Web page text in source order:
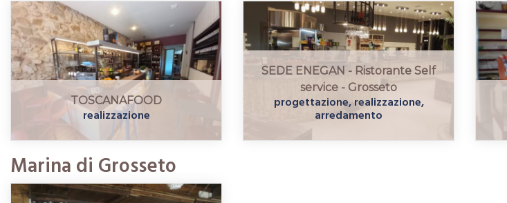
TOSCANAFOOD
realizzazione
SEDE ENEGAN - Ristorante Self
service - Grosseto
progettazione, realizzazione,
arredamento
Marina di Grosseto